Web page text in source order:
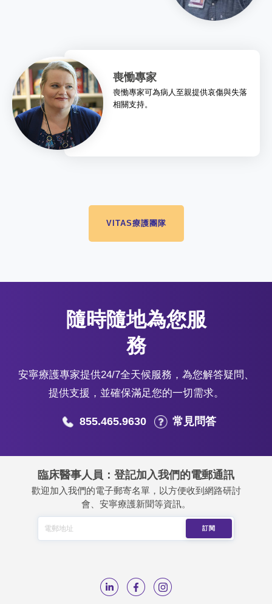
喪慟專家
喪慟專家可為病人至親提供哀傷與失落
相關支持。
VITAS療護團隊
隨時隨地為您服
務
安寧療護專家提供24/7全天候服務，為您解答疑問、
提供支援，並確保滿足您的一切需求。
855.465.9630 常見問答
臨床醫事人員：登記加入我們的電郵通訊
歡迎加入我們的電子郵寄名單，以方便收到網路研討
會、安寧療護新聞等資訊。